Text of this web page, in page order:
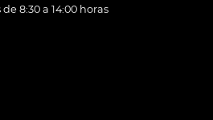
8:30 a 14:00 horas